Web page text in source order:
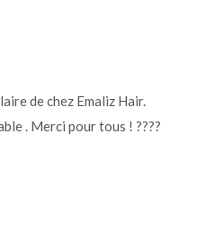
de chez Emaliz Hair.
. Merci pour tous ! ????